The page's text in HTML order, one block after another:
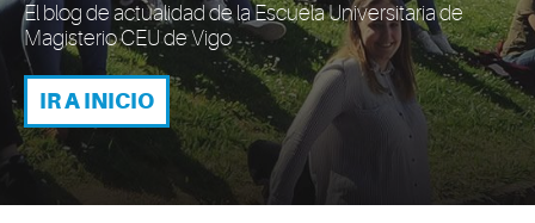
El blog de actualidad de la Escuela Universitaria de
Magisterio CEU de Vigo
IR A INICIO